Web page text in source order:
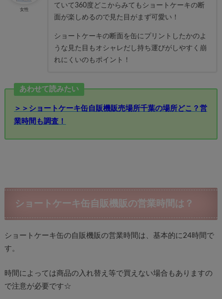
女性
ていて360度どこからみてもショートケーキの断
面が楽しめるので見た目がまず可愛い！
ショートケーキの断面を缶にプリントしたかのよ
うな見た目もオシャレだし持ち運びがしやすく崩
れにくいのもポイント！
あわせて読みたい
＞＞ショートケーキ缶自販機販売場所千葉の場所どこ？営
業時間も調査！
ショートケーキ缶自販機販の営業時間は？
ショートケーキ缶の自販機販の営業時間は、基本的に24時間で
す。
時間によっては商品の入れ替え等で買えない場合もありますの
で注意が必要です☆